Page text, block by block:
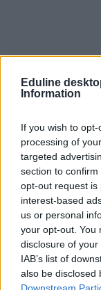
Eduline
Information
If you wish to
processing of
targeted
section to
opt-out request is
interest-based
us or personal
your opt-out. You
disclosure of
IAB’s list of
also be disclosed
Downstream